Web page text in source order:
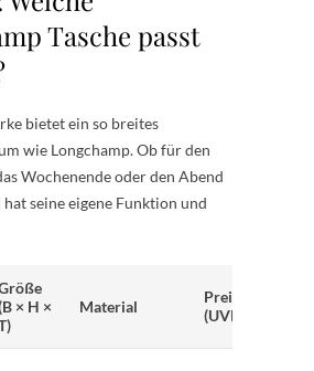
Tasche passt
bietet ein so breites
wie Longchamp. Ob für den
Wochenende oder den Abend
seine eigene Funktion und
× H ×
Material
Preis
(UVP)